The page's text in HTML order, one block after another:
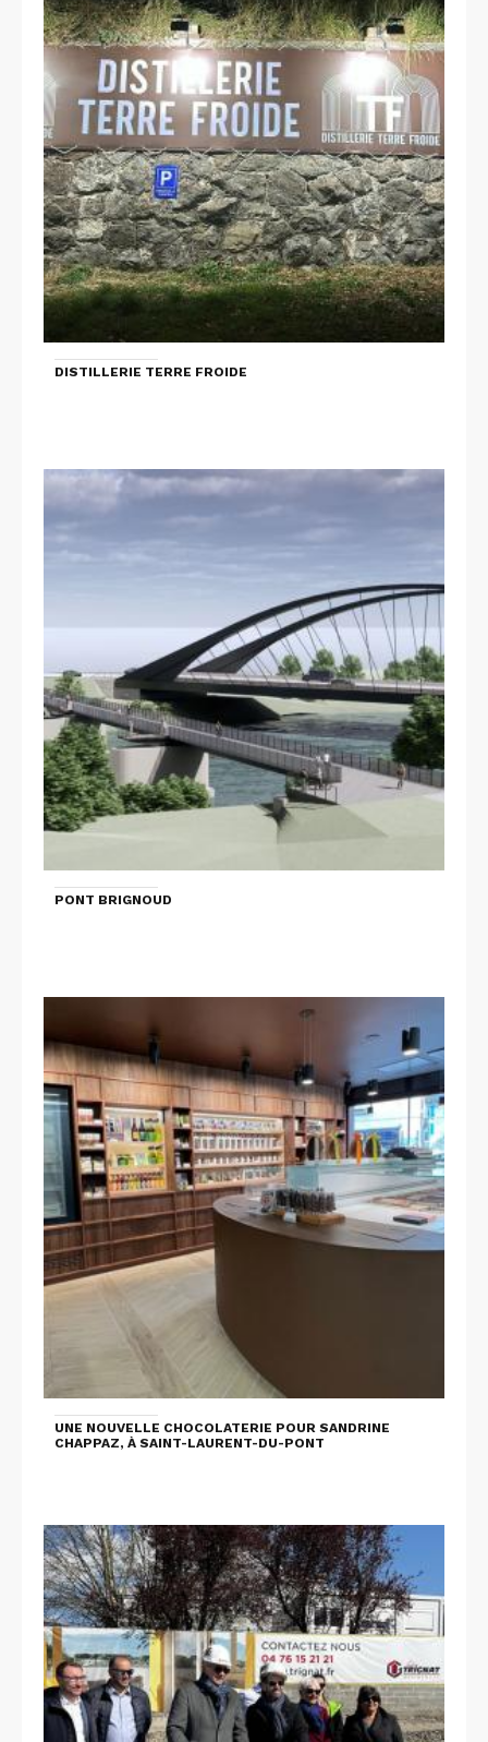
DISTILLERIE TERRE FROIDE
PONT BRIGNOUD
UNE NOUVELLE CHOCOLATERIE POUR SANDRINE
CHAPPAZ, À SAINT-LAURENT-DU-PONT